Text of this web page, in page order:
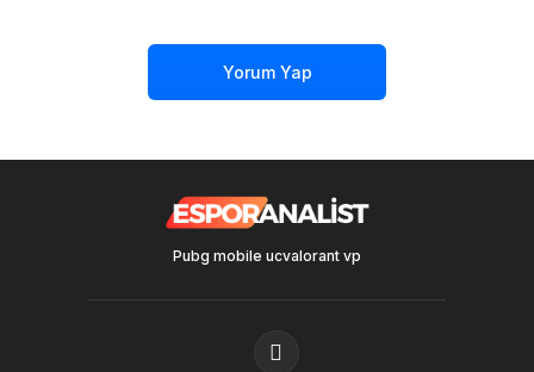
Yorum Yap
Pubg mobile ucvalorant vp